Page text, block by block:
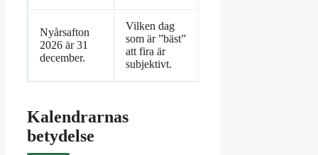
Nyårsafton
2026 är 31
december.
Vilken dag
som är ”bäst”
att fira är
subjektivt.
Kalendrarnas
betydelse